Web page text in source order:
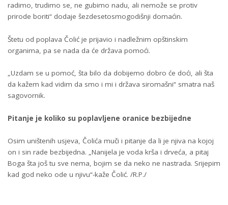
radimo, trudimo se, ne gubimo nadu, ali nemože se protiv
prirode boriti“ dodaje šezdesetosmogodišnji domaćin.
Štetu od poplava Čolić je prijavio i nadležnim opštinskim
organima, pa se nada da će država pomoći.
„Uzdam se u pomoć, šta bilo da dobijemo dobro će doći, ali šta
da kažem kad vidim da smo i mi i država siromašni“ smatra naš
sagovornik.
Pitanje je koliko su poplavljene oranice bezbijedne
Osim uništenih usjeva, Čolića muči i pitanje da li je njiva na kojoj
on i sin rade bezbijedna. „Nanijela je voda krša i drveća, a pitaj
Boga šta još tu sve nema, bojim se da neko ne nastrada. Srijepim
kad god neko ode u njivu“-kaže Čolić. /R.P./